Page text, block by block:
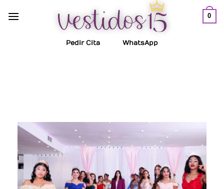
0
Pedir Cita WhatsApp